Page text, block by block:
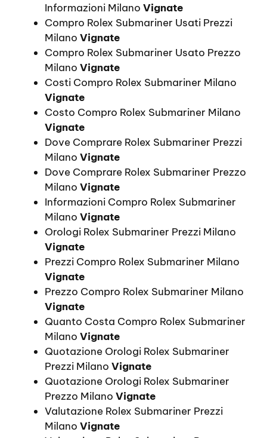
Informazioni Milano Vignate
Compro Rolex Submariner Usati Prezzi
Milano Vignate
Compro Rolex Submariner Usato Prezzo
Milano Vignate
Costi Compro Rolex Submariner Milano
Vignate
Costo Compro Rolex Submariner Milano
Vignate
Dove Comprare Rolex Submariner Prezzi
Milano Vignate
Dove Comprare Rolex Submariner Prezzo
Milano Vignate
Informazioni Compro Rolex Submariner
Milano Vignate
Orologi Rolex Submariner Prezzi Milano
Vignate
Prezzi Compro Rolex Submariner Milano
Vignate
Prezzo Compro Rolex Submariner Milano
Vignate
Quanto Costa Compro Rolex Submariner
Milano Vignate
Quotazione Orologi Rolex Submariner
Prezzi Milano Vignate
Quotazione Orologi Rolex Submariner
Prezzo Milano Vignate
Valutazione Rolex Submariner Prezzi
Milano Vignate